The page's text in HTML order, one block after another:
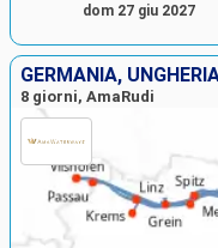
dom 27 giu 2027
GERMANIA,
8 giorni, AmaRudi